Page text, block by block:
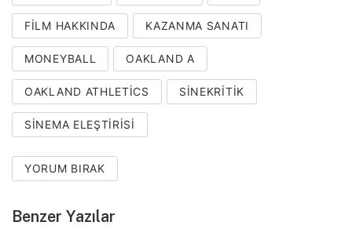
FILM HAKKINDA KAZANMA SANATI
MONEYBALL OAKLAND A
OAKLAND ATHLETICS SINEKRITIK
SINEMA ELEŞTIRISI
YORUM BIRAK
Benzer Yazılar